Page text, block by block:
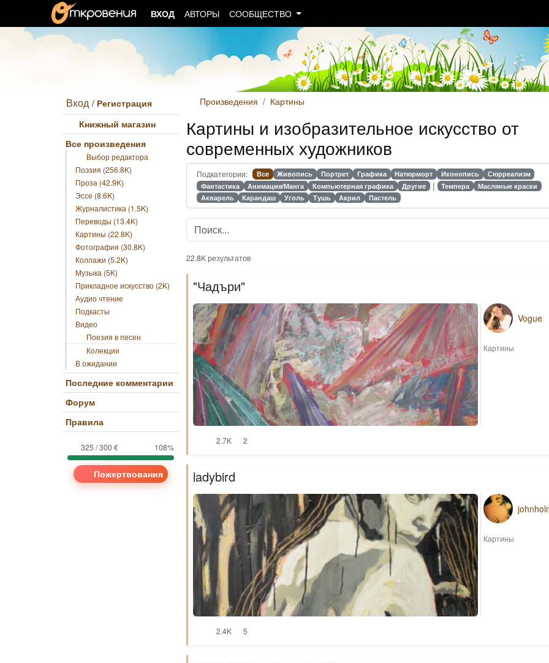
ВХОД АВТОРЫ СООБЩЕСТВО
Вход / Регистрация
Книжный магазин
Все произведения
Выбор редактора
Поэзия (256.8K)
Проза (42.9K)
Эссе (8.6K)
Журналистика (1.5K)
Переводы (13.4K)
Картины (22.8K)
Фотография (30.8K)
Коллажи (5.2K)
Музыка (5K)
Прикладное искусство (2K)
Аудио чтение
Подкасты
Видео
Поезия в песен
Колекции
В ожидании
Последние комментарии
Форум
Правила
325 / 300 € 108%
Пожертвования
Произведения Картины
Картины и изобразительное искусство от
современных художников
Подкатегории: Все Живопись Портрет Графика Натюрморт Иконопись
Сюрреализм
Фантастика
Анимация/Манга Компьютерная графика Другие | Темпера
Масляные краски
Акварель
Карандаш Уголь Тушь Акрил Пастель
22.8K результатов
"Чадъри"
Vogue
Картины
2.7K 2
ladybird
Картины
2.4K 5